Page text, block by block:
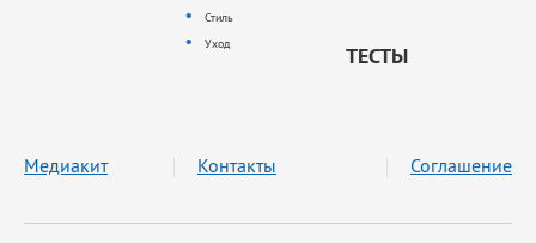
Стиль
Уход
ТЕСТЫ
Медиакит Контакты Соглашение